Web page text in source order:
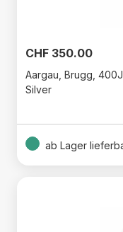
CHF 350.00
Aargau, Brugg,
Silver
ab Lager